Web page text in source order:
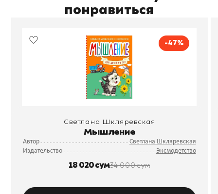
понравиться
-47%
Светлана Шкляревская
Мышление
Автор
Светлана Шкляревская
Издательство
Эксмодетство
18 020 сум34 000 сум